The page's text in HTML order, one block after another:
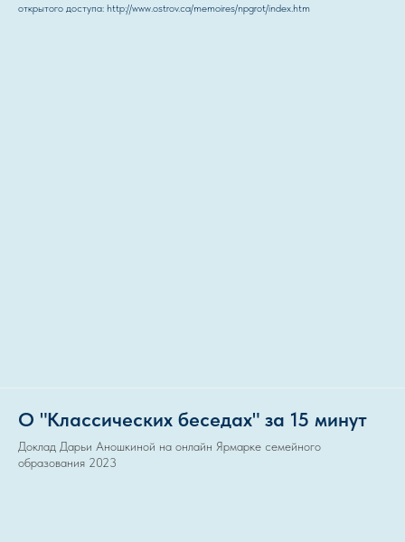
открытого доступа: http://www.ostrov.ca/memoires/npgrot/index.htm
О "Классических беседах" за 15 минут
Доклад Дарьи Аношкиной на онлайн Ярмарке семейного
образования 2023